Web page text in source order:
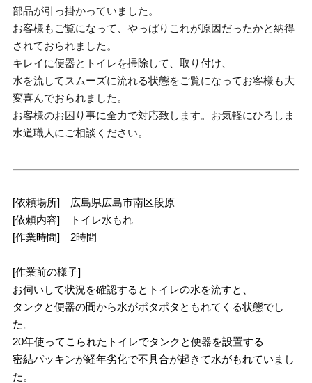
部品が引っ掛かっていました。
お客様もご覧になって、やっぱりこれが原因だったかと納得
されておられました。
キレイに便器とトイレを掃除して、取り付け、
水を流してスムーズに流れる状態をご覧になってお客様も大
変喜んでおられました。
お客様のお困り事に全力で対応致します。お気軽にひろしま
水道職人にご相談ください。
[依頼場所] 広島県広島市南区段原
[依頼内容] トイレ水もれ
[作業時間] 2時間
[作業前の様子]
お伺いして状況を確認するとトイレの水を流すと、
タンクと便器の間から水がポタポタともれてくる状態でし
た。
20年使ってこられたトイレでタンクと便器を設置する
密結パッキンが経年劣化で不具合が起きて水がもれていまし
た。